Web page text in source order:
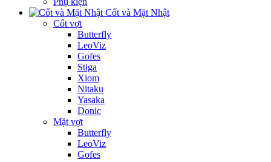
Cốt và Mặt Nhật
Cốt vợt
Butterfly
LeoViz
Gofes
Stiga
Xiom
Nitaku
Yasaka
Donic
Mặt vợt
Butterfly
LeoViz
Gofes